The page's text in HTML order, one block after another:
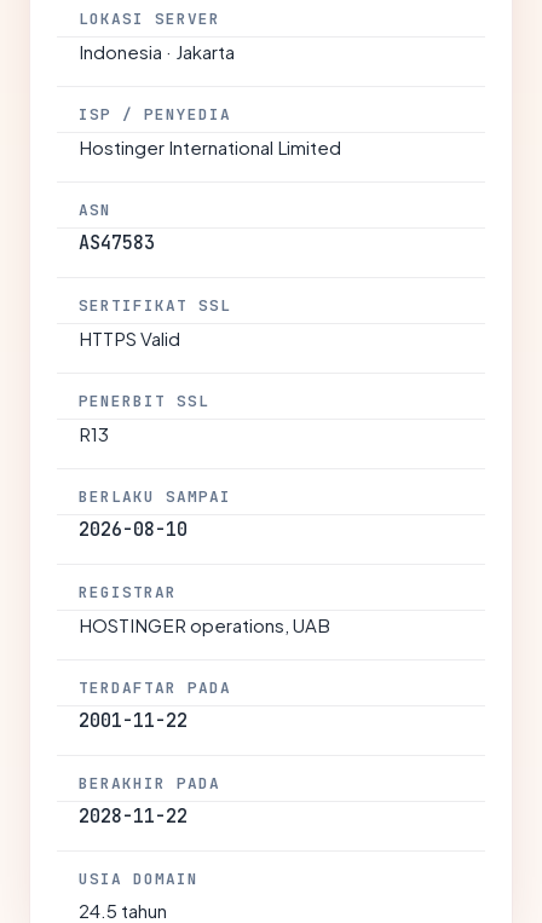
LOKASI SERVER
Indonesia · Jakarta
ISP / PENYEDIA
Hostinger International Limited
ASN
AS47583
SERTIFIKAT SSL
HTTPS Valid
PENERBIT SSL
R13
BERLAKU SAMPAI
2026-08-10
REGISTRAR
HOSTINGER operations, UAB
TERDAFTAR PADA
2001-11-22
BERAKHIR PADA
2028-11-22
USIA DOMAIN
24.5 tahun